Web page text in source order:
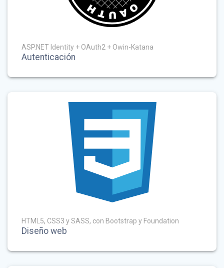
ASP.NET Identity + OAuth2 + Owin-Katana
Autenticación
HTML5, CSS3 y SASS, con Bootstrap y Foundation
Diseño web